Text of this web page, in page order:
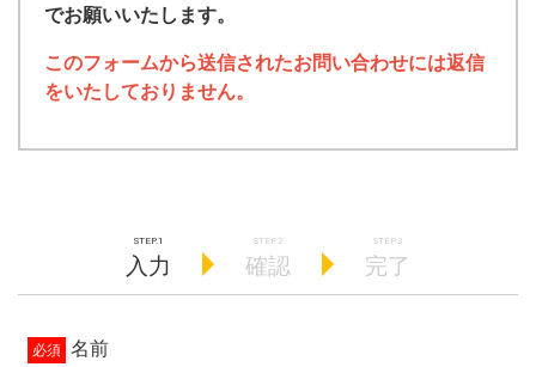
でお願いいたします。
このフォームから送信されたお問い合わせには返信
をいたしておりません。
入力 確認 完了
名前